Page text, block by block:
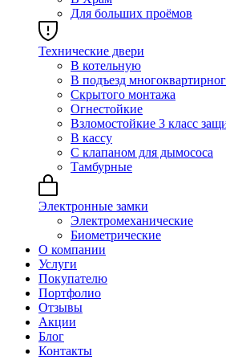
Для больших проёмов
Технические двери
В котельную
В подъезд
Скрытого монтажа
Огнестойкие
Взломостойкие 3 класс
В кассу
С клапаном для дымососа
Тамбурные
Электронные замки
Электромеханические
Биометрические
О компании
Услуги
Покупателю
Портфолио
Отзывы
Акции
Блог
Контакты